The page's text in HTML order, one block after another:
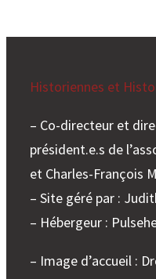
Historiennes et
– Co-directeur et
président.e.s de
et Charles-François
– Site géré par :
– Hébergeur :
– Image d’accueil :